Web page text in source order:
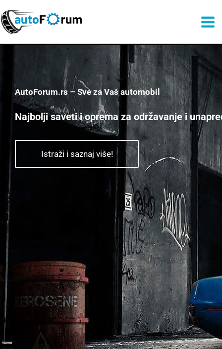
на
садржај
AutoForum.rs – Sve za Vaš automobil​
Najbolji saveti i oprema za održavanje i
Istraži i saznaj više!